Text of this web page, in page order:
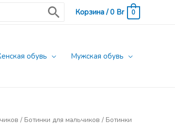
Корзина/0 Br 0
обувь Мужская обувь
/ Ботинки для мальчиков / Ботинки